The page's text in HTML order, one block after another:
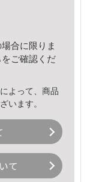
合に限りま
をご確認くだ
よって、商品
います。
て